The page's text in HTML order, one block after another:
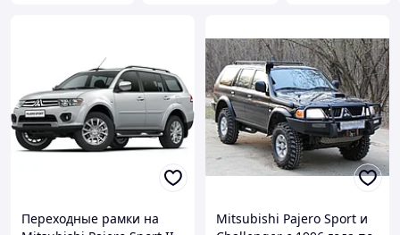
Переходные рамки на
Mitsubishi Pajero Sport и